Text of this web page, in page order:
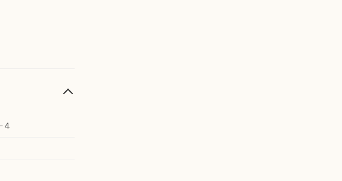
de
do
a França será
Carlos
4